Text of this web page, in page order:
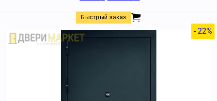
Быстрый заказ
- 22%